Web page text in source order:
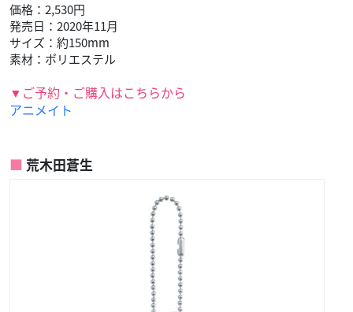
価格：2,530円
発売日：2020年11月
サイズ：約150mm
素材：ポリエステル
▼ご予約・ご購入はこちらから
アニメイト
荒木田蒼生